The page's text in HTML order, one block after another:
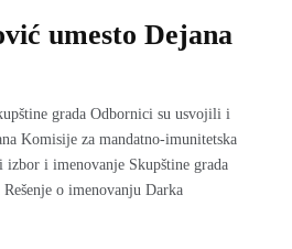
umesto Dejana
grada Odbornici su usvojili i
Komisije za mandatno-imunitetska
i imenovanje Skupštine grada
o imenovanju Darka